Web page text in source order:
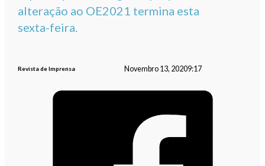
alteração ao OE2021 termina esta
sexta-feira.
Revista de Imprensa Novembro 13, 20209:17